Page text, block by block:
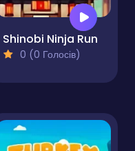
Shinobi Ninja Run
0 (0 Голосів)